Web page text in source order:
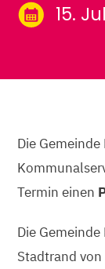
15.
Die
Termin einen
Die
Stadtrand